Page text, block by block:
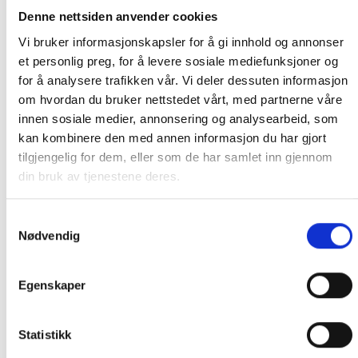
Denne nettsiden anvender cookies
Vi bruker informasjonskapsler for å gi innhold og annonser
et personlig preg, for å levere sosiale mediefunksjoner og
for å analysere trafikken vår. Vi deler dessuten informasjon
om hvordan du bruker nettstedet vårt, med partnerne våre
innen sosiale medier, annonsering og analysearbeid, som
kan kombinere den med annen informasjon du har gjort
tilgjengelig for dem, eller som de har samlet inn gjennom
din bruk av tjenestene deres.
Nødvendig
Egenskaper
Statistikk
Fisk
Peanøtt Fri for
Soya Fri for
Fri for
Nøtter Fri for
Mandler Fri for
Kasjunøtter
Paranøtter Fri for
Pekannøtter
Valnøtter